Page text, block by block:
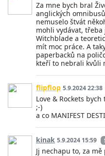
Za mne bych bral
anglických
nemuselo štvát
mohli vydávat, třeba
Witchblade a
mít moc práce. A
paperbacků na
kteří to nebrali kvůli
flipflop 5.9.2024 22:38
Love & Rockets
;-)
a co MANIFEST
kinak 5.9.2024 15:59
Jj nechapu to, za